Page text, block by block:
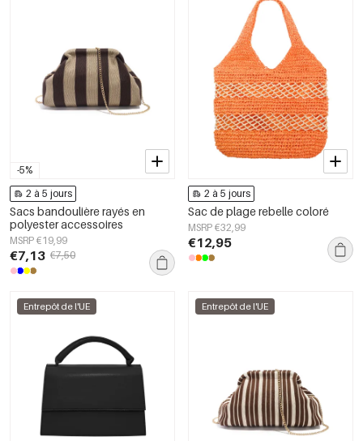
-5%
2 à 5 jours
Sacs bandoulière rayés en
polyester accessoires
MSRP €19,99
€7,13 €7,50
2 à 5 jours
Sac de plage rebelle coloré
MSRP €32,99
€12,95
Entrepôt de l'UE Entrepôt de l'UE